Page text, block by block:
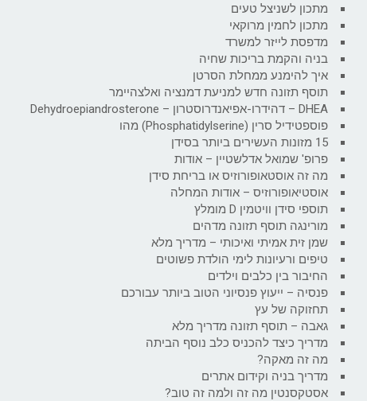
מתכון לשניצל טעים
מתכון לחמין מרוקאי
מדפסת לייזר למשרד
בניה והקמת בריכות שחיה
איך להימנע ממחלת הסרטן
תוסף תזונה חדש למניעת דמנציה ואלצהיימר
DHEA – דהידרו-אפיאנדרוסטרון – Dehydroepiandrosterone
פוספטידיל סרין (Phosphatidylserine) מהו
15 מזונות העשירים ביותר בסידן
פרופ' שמואל אדלשטיין – אודות
מה זה אוסטאופורוזיס או בריחת סידן
אוסטיאופורוזיס – אודות המחלה
תוספי סידן וויטמין D מומלץ
מורינגה תוסף תזונה מדהים
שמן זית אמיתי ואיכותי – מדריך מלא
טיפים ורעיונות לימי הולדת פשוטים
החיבור בין כלבים וילדים
פנסיה – ייעוץ פנסיוני הטוב ביותר עבורכם
תחזוקה של עץ
גאבה – תוסף תזונה מדריך מלא
מדריך כיצד להכניס כלב נוסף הביתה
מה זה מאקה?
מדריך בניה וקידום אתרים
אסטקסנטין מה זה ולמה זה טוב?